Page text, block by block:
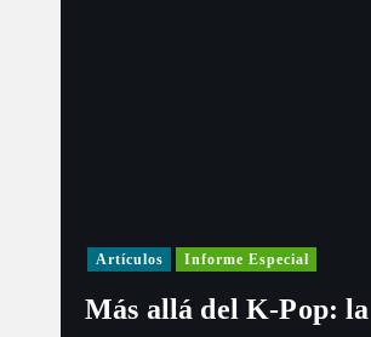
Artículos Informe Especial
Más allá del K-Pop: